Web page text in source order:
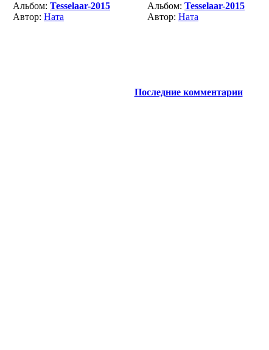
Альбом: Tesselaar-2015
Автор: Ната
Альбом: Tesselaar-2015
Автор: Ната
Последние комментарии